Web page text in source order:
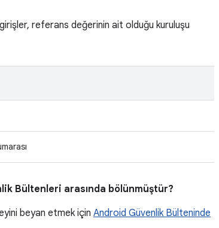
referans değerinin ait olduğu kuruluşu
Bültenleri arasında bölünmüştür?
beyan etmek için Android Güvenlik Bülteninde